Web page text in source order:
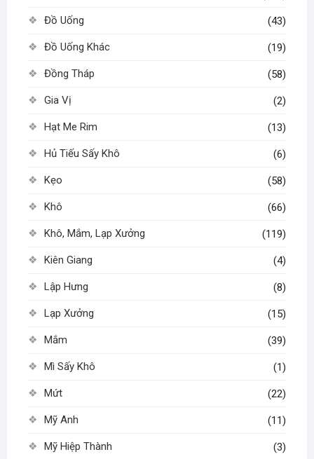
Đồ Uống (43)
Đồ Uống Khác (19)
Đồng Tháp (58)
Gia Vị (2)
Hạt Me Rim (13)
Hủ Tiếu Sấy Khô (6)
Kẹo (58)
Khô (66)
Khô, Mắm, Lạp Xưởng (119)
Kiên Giang (4)
Lập Hưng (8)
Lạp Xưởng (15)
Mắm (39)
Mì Sấy Khô (1)
Mứt (22)
Mỹ Anh (11)
Mỹ Hiệp Thành (3)